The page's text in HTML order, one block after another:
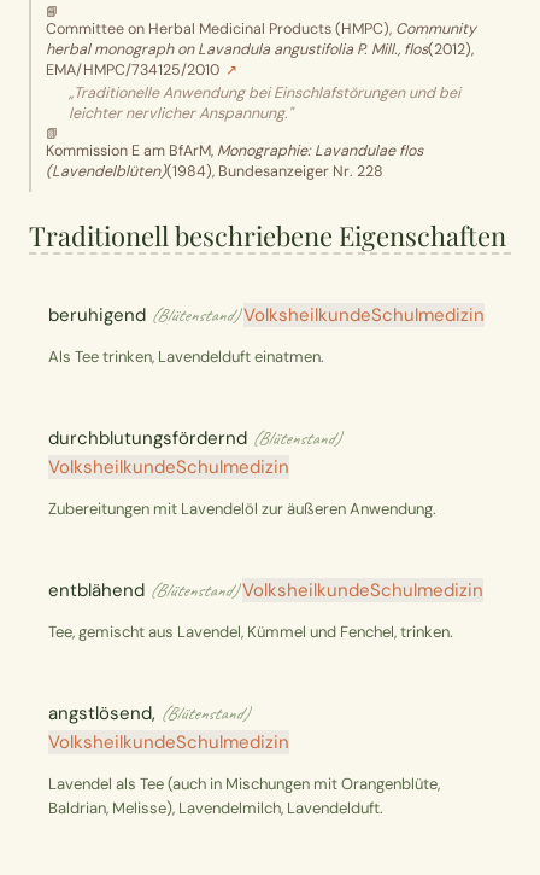
📘
Committee on Herbal Medicinal Products (HMPC), Community
herbal monograph on Lavandula angustifolia P. Mill., flos(2012),
EMA/HMPC/734125/2010 ↗
„Traditionelle Anwendung bei Einschlafstörungen und bei
leichter nervlicher Anspannung."
📗
Kommission E am BfArM, Monographie: Lavandulae flos
(Lavendelblüten)(1984), Bundesanzeiger Nr. 228
Traditionell beschriebene Eigenschaften
beruhigend (Blütenstand) VolksheilkundeSchulmedizin
Als Tee trinken, Lavendelduft einatmen.
durchblutungsfördernd (Blütenstand)
VolksheilkundeSchulmedizin
Zubereitungen mit Lavendelöl zur äußeren Anwendung.
entblähend (Blütenstand) VolksheilkundeSchulmedizin
Tee, gemischt aus Lavendel, Kümmel und Fenchel, trinken.
angstlösend, (Blütenstand)
VolksheilkundeSchulmedizin
Lavendel als Tee (auch in Mischungen mit Orangenblüte,
Baldrian, Melisse), Lavendelmilch, Lavendelduft.